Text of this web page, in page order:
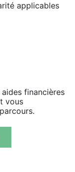
applicables
financières
vous